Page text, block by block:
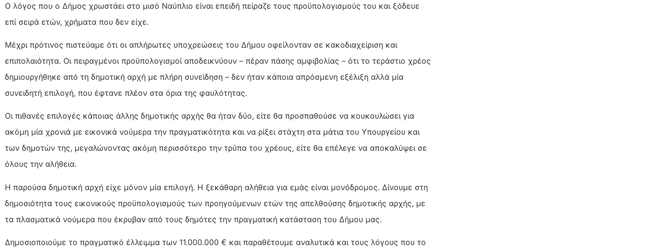
Ο λόγος που ο Δήμος χρωστάει στο μισό Ναύπλιο είναι επειδή πείραζε τους προϋπολογισμούς του και ξόδευε
επί σειρά ετών, χρήματα που δεν είχε.
Μέχρι πρότινος πιστεύαμε ότι οι απλήρωτες υποχρεώσεις του Δήμου οφείλονταν σε κακοδιαχείριση και
επιπολαιότητα. Οι πειραγμένοι προϋπολογισμοί αποδεικνύουν – πέραν πάσης αμφιβολίας – ότι το τεράστιο χρέος
δημιουργήθηκε από τη δημοτική αρχή με πλήρη συνείδηση – δεν ήταν κάποια απρόσμενη εξέλιξη αλλά μία
συνειδητή επιλογή, που έφτανε πλέον στα όρια της φαυλότητας.
Οι πιθανές επιλογές κάποιας άλλης δημοτικής αρχής θα ήταν δύο, είτε θα προσπαθούσε να κουκουλώσει για
ακόμη μία χρονιά με εικονικά νούμερα την πραγματικότητα και να ρίξει στάχτη στα μάτια του Υπουργείου και
των δημοτών της, μεγαλώνοντας ακόμη περισσότερο την τρύπα του χρέους, είτε θα επέλεγε να αποκαλύψει σε
όλους την αλήθεια.
Η παρούσα δημοτική αρχή είχε μόνον μία επιλογή. Η ξεκάθαρη αλήθεια για εμάς είναι μονόδρομος. Δίνουμε στη
δημοσιότητα τους εικονικούς προϋπολογισμούς των προηγούμενων ετών της απελθούσης δημοτικής αρχής, με
τα πλασματικά νούμερα που έκρυβαν από τους δημότες την πραγματική κατάσταση του Δήμου μας.
Δημοσιοποιούμε το πραγματικό έλλειμμα των 11.000.000 € και παραθέτουμε αναλυτικά και τους λόγους που το